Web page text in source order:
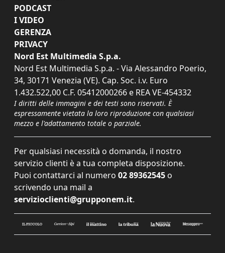
PODCAST
I VIDEO
GERENZA
PRIVACY
Nord Est Multimedia S.p.a.
Nord Est Multimedia S.p.a. - Via Alessandro Poerio,
34, 30171 Venezia (VE). Cap. Soc. i.v. Euro
1.432.522,00 C.F. 05412000266 e REA VE-454332
I diritti delle immagini e dei testi sono riservati. È
espressamente vietata la loro riproduzione con qualsiasi
mezzo e l'adattamento totale o parziale.
Per qualsiasi necessità o domanda, il nostro
servizio clienti è a tua completa disposizione.
Puoi contattarci al numero 02 89362545 o
scrivendo una mail a
servizioclienti@grupponem.it.